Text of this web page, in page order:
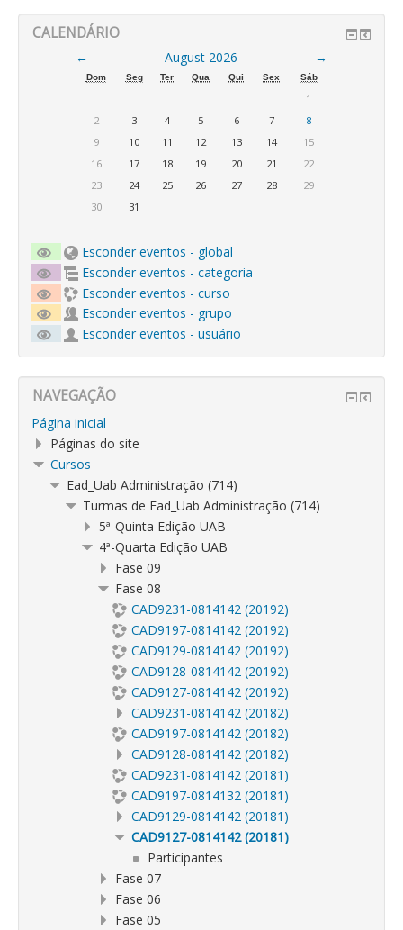
CALENDÁRIO
← August 2026 →
Dom Seg Ter Qua Qui Sex Sáb
1
2
3 4 5 6 7
8
9
10 11 12 13 14
15
16
17 18 19 20 21
22
23
24 25 26 27 28
29
30
31
Esconder eventos - global
Esconder eventos - categoria
Esconder eventos - curso
Esconder eventos - grupo
Esconder eventos - usuário
NAVEGAÇÃO
Página inicial
Páginas do site
Cursos
Ead_Uab Administração (714)
Turmas de Ead_Uab Administração (714)
5ª-Quinta Edição UAB
4ª-Quarta Edição UAB
Fase 09
Fase 08
CAD9231-0814142 (20192)
CAD9197-0814142 (20192)
CAD9129-0814142 (20192)
CAD9128-0814142 (20192)
CAD9127-0814142 (20192)
CAD9231-0814142 (20182)
CAD9197-0814142 (20182)
CAD9128-0814142 (20182)
CAD9231-0814142 (20181)
CAD9197-0814132 (20181)
CAD9129-0814142 (20181)
CAD9127-0814142 (20181)
Participantes
Fase 07
Fase 06
Fase 05